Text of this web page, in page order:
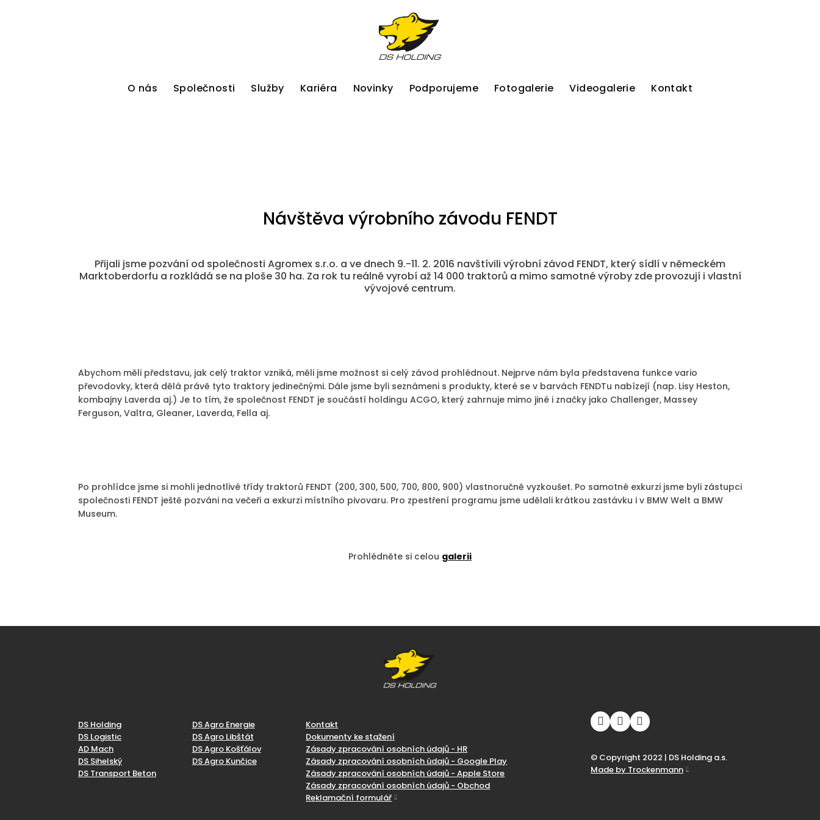
O nás Společnosti Služby Kariéra Novinky Podporujeme Fotogalerie Videogalerie Kontakt
Návštěva výrobního závodu FENDT
Přijali jsme pozvání od společnosti Agromex s.r.o. a ve dnech 9.-11. 2. 2016 navštívili výrobní závod FENDT, který sídlí v německém
Marktoberdorfu a rozkládá se na ploše 30 ha. Za rok tu reálně vyrobí až 14 000 traktorů a mimo samotné výroby zde provozují i vlastní
vývojové centrum.
Abychom měli představu, jak celý traktor vzniká, měli jsme možnost si celý závod prohlédnout. Nejprve nám byla představena funkce vario
převodovky, která dělá právě tyto traktory jedinečnými. Dále jsme byli seznámeni s produkty, které se v barvách FENDTu nabízejí (nap. Lisy Heston,
kombajny Laverda aj.) Je to tím, že společnost FENDT je součástí holdingu ACGO, který zahrnuje mimo jiné i značky jako Challenger, Massey
Ferguson, Valtra, Gleaner, Laverda, Fella aj.
Po prohlídce jsme si mohli jednotlivé třídy traktorů FENDT (200, 300, 500, 700, 800, 900) vlastnoručně vyzkoušet. Po samotné exkurzi jsme byli zástupci
společnosti FENDT ještě pozváni na večeři a exkurzi místního pivovaru. Pro zpestření programu jsme udělali krátkou zastávku i v BMW Welt a BMW
Museum.
Prohlédněte si celou galerii
DS Holding
DS Logistic
AD Mach
DS Sihelský
DS Transport Beton
DS Agro Energie
DS Agro Libštát
DS Agro Košťálov
DS Agro Kunčice
Kontakt
Dokumenty ke stažení
Zásady zpracování osobních údajů - HR
Zásady zpracování osobních údajů - Google Play
Zásady zpracování osobních údajů - Apple Store
Zásady zpracování osobních údajů - Obchod
Reklamační formulář
© Copyright 2022 | DS Holding a.s.
Made by Trockenmann